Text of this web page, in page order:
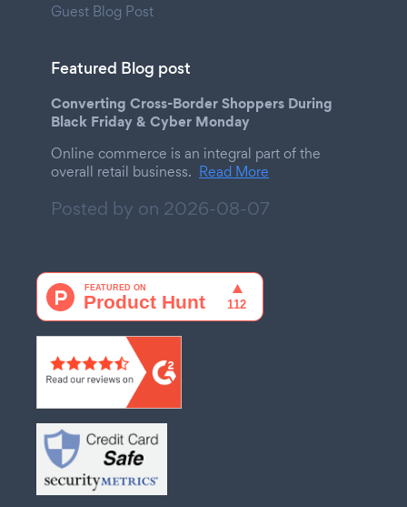
Guest Blog Post
Featured Blog post
Converting Cross-Border Shoppers During
Black Friday & Cyber Monday
Online commerce is an integral part of the
overall retail business. Read More
Posted by on 2026-08-07